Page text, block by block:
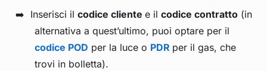
Inserisci il codice cliente e il codice contratto (in
alternativa a quest’ultimo, puoi optare per il
codice POD per la luce o PDR per il gas, che
trovi in bolletta).